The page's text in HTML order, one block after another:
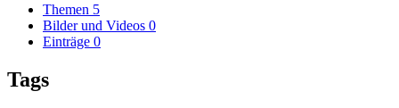
Themen 5
Bilder und Videos 0
Einträge 0
Tags